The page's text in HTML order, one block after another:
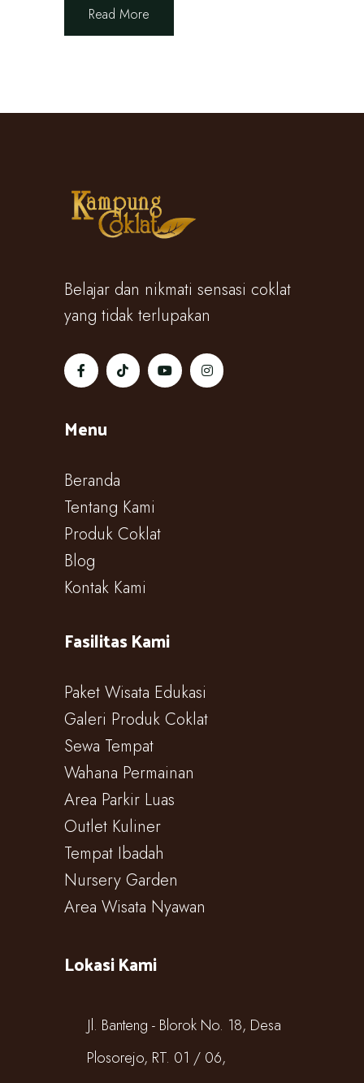
Read More
Belajar dan nikmati sensasi coklat
yang tidak terlupakan
Menu
Beranda
Tentang Kami
Produk Coklat
Blog
Kontak Kami
Fasilitas Kami
Paket Wisata Edukasi
Galeri Produk Coklat
Sewa Tempat
Wahana Permainan
Area Parkir Luas
Outlet Kuliner
Tempat Ibadah
Nursery Garden
Area Wisata Nyawan
Lokasi Kami
Jl. Banteng - Blorok No. 18, Desa
Plosorejo, RT. 01 / 06,